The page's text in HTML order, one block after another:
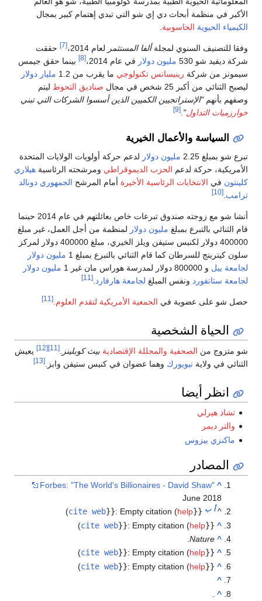
في منظمة أبحاث دي إي شو التي تبدي إهتمام كبير بمجال
الحيوية الحاسوبية.
للتصنيف السنوي لمجلةألفا المستثمرلعام 2014، [7]
حققت
ديفيد شو 530
مليون دولارفي عام 2014، [8]
بينما حقق جيمس
من شركةرينيسانس تكنولوجيما يقرب من 1.2 مليار
دولار
الثنائي من أكبر 25 شخص في مجال
صناديق التحوطليتم
بأنهم"الإستراتجيين الكميين الذين أسسوا الشركات التي تبني
التداول"
.
السياسة والأعمال الخيرية
شو بمبلغ 2.25 مليون دولارلدعم حركة أولويات الولايات المتحدة
حركة لدعمالحزب الديموقراطي ومرشحته الرئاسيةهيلاري
في الانتخابات الرئاسية الأخيرةأمام المرشح الجمهوري دونالد
.
أنشا شو مع زوجته صندوق تبرعات خاص بعائلتهم في عام 2014 حينما
الثنائي بالتبرع بمبلغمليون دولارلمنظمة من أجل العمل، غير مبلغ
400000 دولار لكنيس ستيفن ويلز الخيري، مبلغ 400000 دولار لمركز
كيترينج للسرطان كما قام الثنائي بالتبرع بمبلغ 1
مليون دولار
ييلو 800000 دولار لمدرسة هوراس مان غير 1 مليون دولار
ستانفوردونفس المبلغلجامعة هارفارد [11]
شو على عضوية في الجمعية الأمريكية لتقدم العلوم.
الحياة الشخصية
متزوج من الصحفية والمحللة الإقتصادية بيث كوبلينز.
[11]
يعيش
في ولايةنيويوركوهما عضوان في كنيس ستيفن وابز.
انظر أيضا
تشاد هيرلي
والتر ديمر
ماكنزي بيزوس
المصادر
Forbes: "The World's Billionaires - David Shaw"
June 2018
أ ب {{
cite web}}:Empty citation (help
)
{{
cite web}}:Empty citation (help
)
Nature
.
{{
cite web}}:Empty citation (help
)
{{
cite web}}:Empty citation (help
)
.